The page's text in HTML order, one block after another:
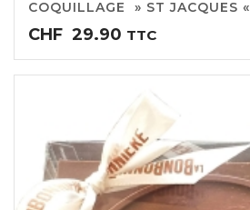
COQUILLAGE » ST JACQUES «
CHF 29.90 TTC